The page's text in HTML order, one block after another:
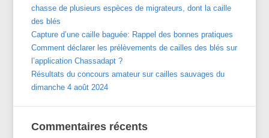
chasse de plusieurs espèces de migrateurs, dont la caille
des blés
Capture d’une caille baguée: Rappel des bonnes pratiques
Comment déclarer les prélèvements de cailles des blés sur
l’application Chassadapt ?
Résultats du concours amateur sur cailles sauvages du
dimanche 4 août 2024
Commentaires récents